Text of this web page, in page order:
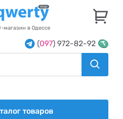
магазин в Одессе
(097) 972-82-92
товаров